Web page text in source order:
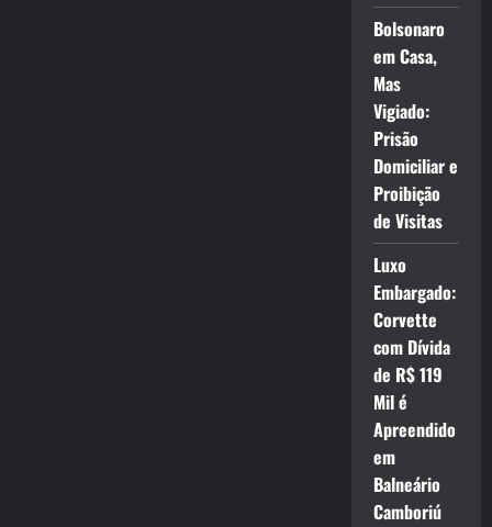
Bolsonaro
em Casa,
Mas
Vigiado:
Prisão
Domiciliar e
Proibição
de Visitas
Luxo
Embargado:
Corvette
com Dívida
de R$ 119
Mil é
Apreendido
em
Balneário
Camboriú